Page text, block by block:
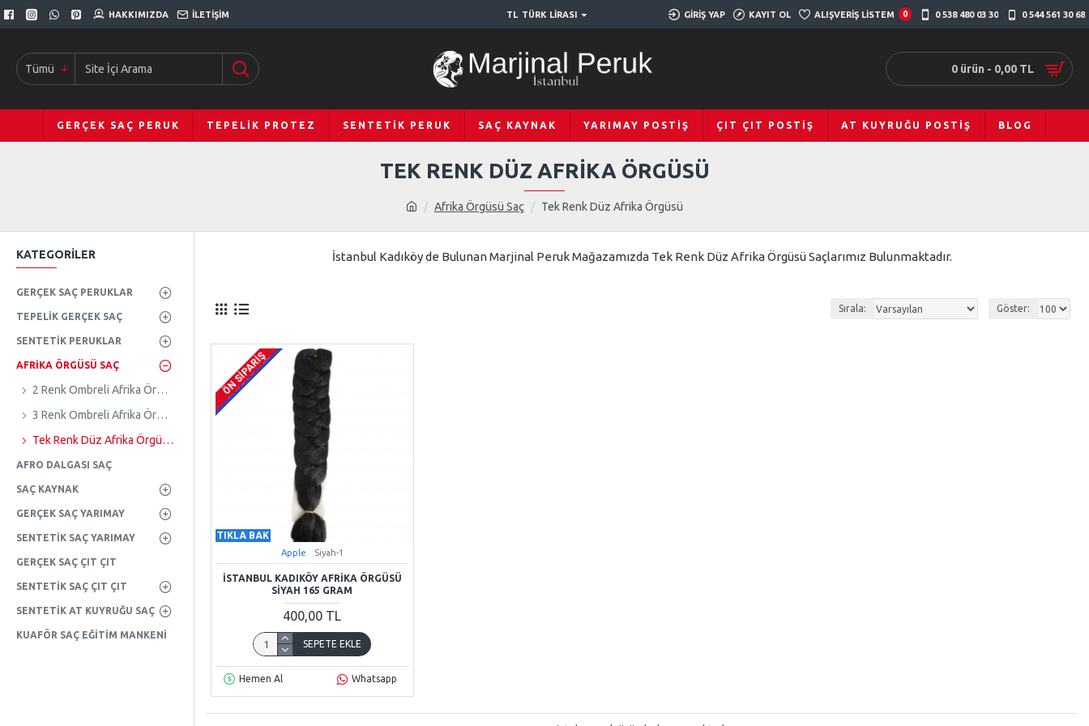
HAKKIMIZDA İLETIŞIM TL TÜRK LIRASI GIRIŞ YAP KAYIT OL ALIŞVERIŞ LISTEM 0 0 538 480 03 30 0 544 561 30 68
Tümü 0 ürün - 0,00 TL
GERÇEK SAÇ PERUK TEPELIK PROTEZ SENTETIK PERUK SAÇ KAYNAK YARIMAY POSTIŞ ÇIT ÇIT POSTIŞ AT KUYRUĞU POSTIŞ BLOG
Afrika Örgüsü Saç Tek Renk Düz Afrika Örgüsü
TEK RENK DÜZ AFRIKA ÖRGÜSÜ
KATEGORILER
GERÇEK SAÇ PERUKLAR
TEPELIK GERÇEK SAÇ
SENTETIK PERUKLAR
AFRIKA ÖRGÜSÜ SAÇ
2 Renk Ombreli Afrika Örgüsü
3 Renk Ombreli Afrika Örgüsü
Tek Renk Düz Afrika Örgüsü
AFRO DALGASI SAÇ
SAÇ KAYNAK
GERÇEK SAÇ YARIMAY
SENTETIK SAÇ YARIMAY
GERÇEK SAÇ ÇIT ÇIT
SENTETIK SAÇ ÇIT ÇIT
SENTETIK AT KUYRUĞU SAÇ
KUAFÖR SAÇ EĞITIM MANKENI
İstanbul Kadıköy de Bulunan Marjinal Peruk Mağazamızda Tek Renk Düz Afrika Örgüsü Saçlarımız Bulunmaktadır.
Sırala: Göster:
TIKLA BAK
SADECE WEB
ÖN SIPARIŞ
Apple Siyah-1
İSTANBUL KADIKÖY AFRIKA ÖRGÜSÜ
SIYAH 165 GRAM
400,00 TL
SEPETE EKLE
Hemen Al Whatsapp